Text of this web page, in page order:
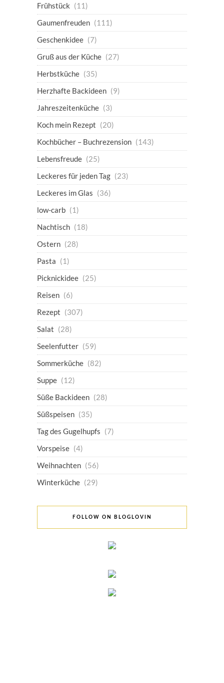
Frühstück (11)
Gaumenfreuden (111)
Geschenkidee (7)
Gruß aus der Küche (27)
Herbstküche (35)
Herzhafte Backideen (9)
Jahreszeitenküche (3)
Koch mein Rezept (20)
Kochbücher – Buchrezension (143)
Lebensfreude (25)
Leckeres für jeden Tag (23)
Leckeres im Glas (36)
low-carb (1)
Nachtisch (18)
Ostern (28)
Pasta (1)
Picknickidee (25)
Reisen (6)
Rezept (307)
Salat (28)
Seelenfutter (59)
Sommerküche (82)
Suppe (12)
Süße Backideen (28)
Süßspeisen (35)
Tag des Gugelhupfs (7)
Vorspeise (4)
Weihnachten (56)
Winterküche (29)
FOLLOW ON BLOGLOVIN